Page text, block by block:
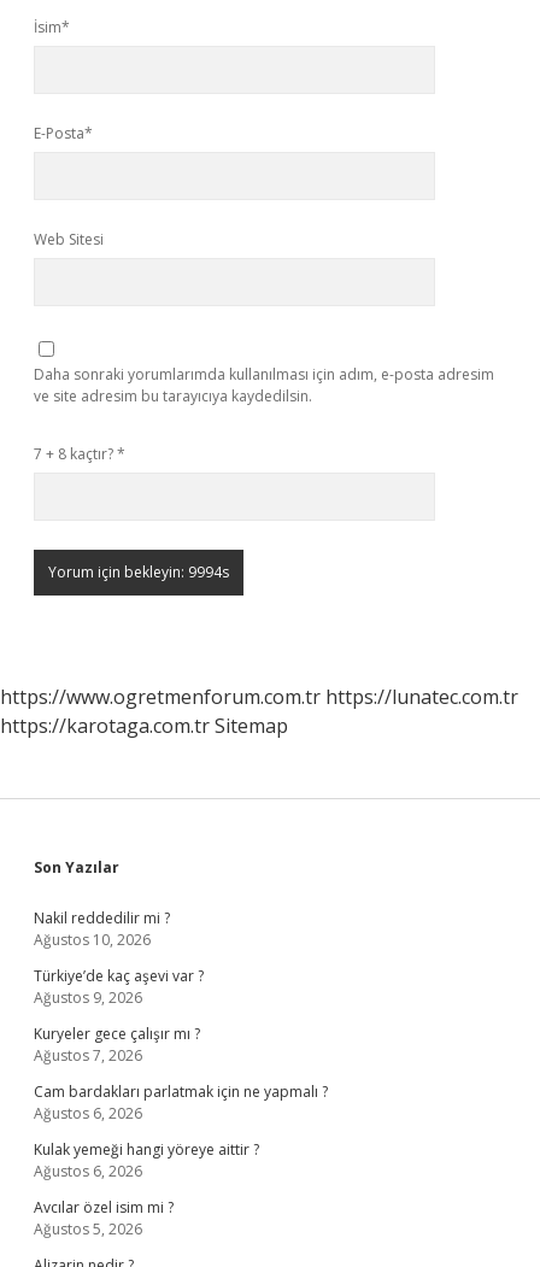
İsim*
E-Posta*
Web Sitesi
Daha sonraki yorumlarımda kullanılması için adım, e-posta adresim
ve site adresim bu tarayıcıya kaydedilsin.
7 + 8 kaçtır?*
https://www.ogretmenforum.com.tr https://lunatec.com.tr
https://karotaga.com.trSitemap
Sidebar
Son Yazılar
Nakil reddedilir mi ?
Ağustos 10, 2026
Türkiye’de kaç aşevi var ?
Ağustos 9, 2026
Kuryeler gece çalışır mı ?
Ağustos 7, 2026
Cam bardakları parlatmak için ne yapmalı ?
Ağustos 6, 2026
Kulak yemeği hangi yöreye aittir ?
Ağustos 6, 2026
Avcılar özel isim mi ?
Ağustos 5, 2026